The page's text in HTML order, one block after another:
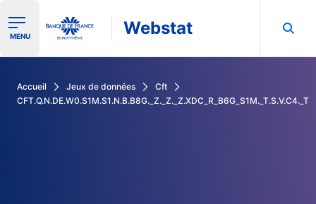
Ouvrir le menu de navigation
MENU Webstat
Accueil Jeux de données
Cft
CFT.Q.N.DE.W0.S1M.S1.N.B.B8G._Z._Z._Z.XDC_R_B6G_S1M._T.S.V.C4._T